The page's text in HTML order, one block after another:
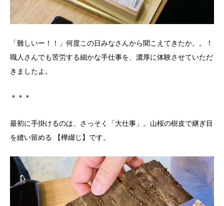
「難しいー！！」何度この日みなさんから聞こえてきたか。。！
職人さんでも苦労する細かな手仕事を、濃厚に体験させていただ
きましたよ。
＊＊＊
最初に手掛けるのは、さっそく「大仕事」。山桜の樹皮で継ぎ目
を縫い留める 【樺綴じ】です。